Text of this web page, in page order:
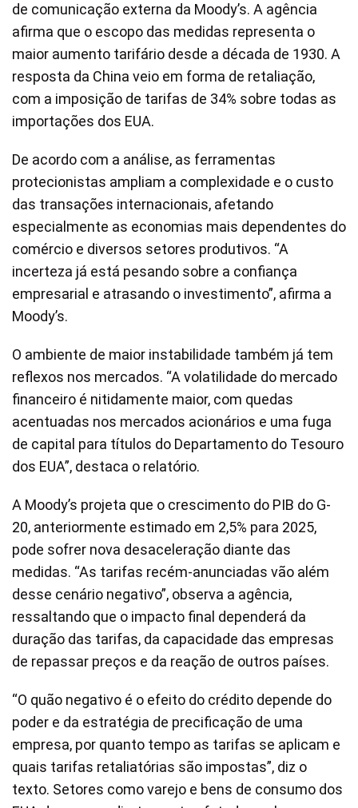
de comunicação externa da Moody’s. A agência
afirma que o escopo das medidas representa o
maior aumento tarifário desde a década de 1930. A
resposta da China veio em forma de retaliação,
com a imposição de tarifas de 34% sobre todas as
importações dos EUA.
De acordo com a análise, as ferramentas
protecionistas ampliam a complexidade e o custo
das transações internacionais, afetando
especialmente as economias mais dependentes do
comércio e diversos setores produtivos. “A
incerteza já está pesando sobre a confiança
empresarial e atrasando o investimento”, afirma a
Moody’s.
O ambiente de maior instabilidade também já tem
reflexos nos mercados. “A volatilidade do mercado
financeiro é nitidamente maior, com quedas
acentuadas nos mercados acionários e uma fuga
de capital para títulos do Departamento do Tesouro
dos EUA”, destaca o relatório.
A Moody’s projeta que o crescimento do PIB do G-
20, anteriormente estimado em 2,5% para 2025,
pode sofrer nova desaceleração diante das
medidas. “As tarifas recém-anunciadas vão além
desse cenário negativo”, observa a agência,
ressaltando que o impacto final dependerá da
duração das tarifas, da capacidade das empresas
de repassar preços e da reação de outros países.
“O quão negativo é o efeito do crédito depende do
poder e da estratégia de precificação de uma
empresa, por quanto tempo as tarifas se aplicam e
quais tarifas retaliatórias são impostas”, diz o
texto. Setores como varejo e bens de consumo dos